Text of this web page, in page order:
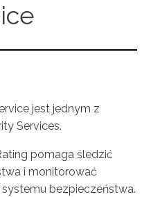
jest jednym z
Services.
pomaga śledzić
i monitorować
bezpieczeństwa.